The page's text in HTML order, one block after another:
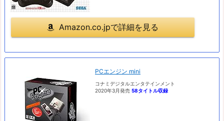
Amazon.co.jpで詳細を見る
PCエンジン mini
コナミデジタルエンタテインメント
2020年3月発売 58タイトル収録